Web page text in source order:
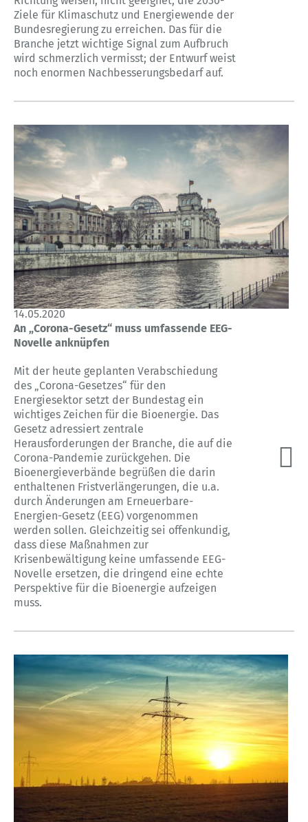
Ziele für Klimaschutz und Energiewende der
Bundesregierung zu erreichen. Das für die
Branche jetzt wichtige Signal zum Aufbruch
wird schmerzlich vermisst; der Entwurf weist
noch enormen Nachbesserungsbedarf auf.
14.05.2020
An „Corona-Gesetz“ muss umfassende EEG-
Novelle anknüpfen
Mit der heute geplanten Verabschiedung
des „Corona-Gesetzes“ für den
Energiesektor setzt der Bundestag ein
wichtiges Zeichen für die Bioenergie. Das
Gesetz adressiert zentrale
Herausforderungen der Branche, die auf die
Corona-Pandemie zurückgehen. Die
Bioenergieverbände begrüßen die darin
enthaltenen Fristverlängerungen, die u.a.
durch Änderungen am Erneuerbare-
Energien-Gesetz (EEG) vorgenommen
werden sollen. Gleichzeitig sei offenkundig,
dass diese Maßnahmen zur
Krisenbewältigung keine umfassende EEG-
Novelle ersetzen, die dringend eine echte
Perspektive für die Bioenergie aufzeigen
muss.